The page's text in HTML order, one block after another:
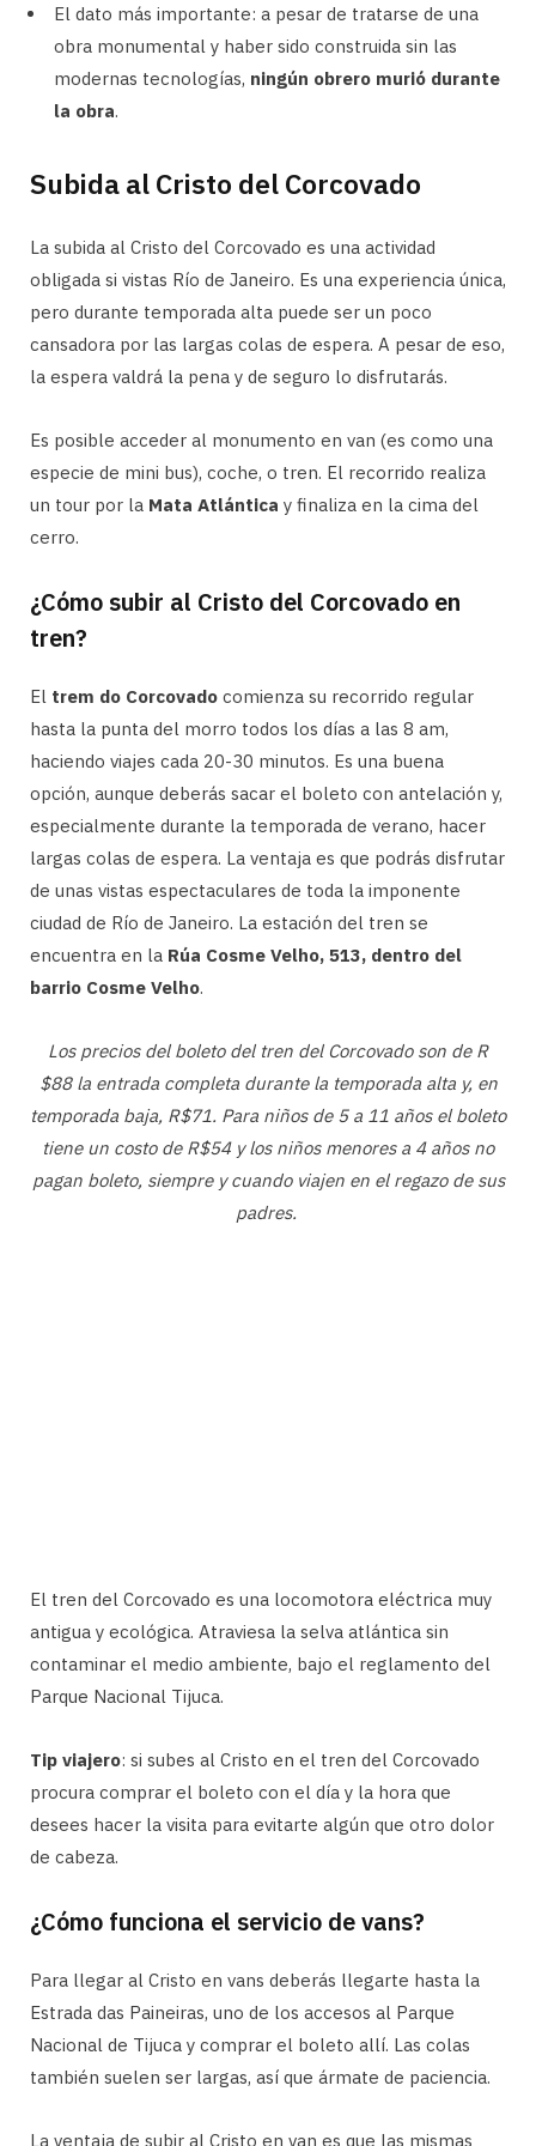
El dato más importante: a pesar de tratarse de una
obra monumental y haber sido construida sin las
modernas tecnologías, ningún obrero murió durante
la obra.
Subida al Cristo del Corcovado
La subida al Cristo del Corcovado es una actividad
obligada si vistas Río de Janeiro. Es una experiencia única,
pero durante temporada alta puede ser un poco
cansadora por las largas colas de espera. A pesar de eso,
la espera valdrá la pena y de seguro lo disfrutarás.
Es posible acceder al monumento en van (es como una
especie de mini bus), coche, o tren. El recorrido realiza
un tour por la Mata Atlántica y finaliza en la cima del
cerro.
¿Cómo subir al Cristo del Corcovado en
tren?
El trem do Corcovado comienza su recorrido regular
hasta la punta del morro todos los días a las 8 am,
haciendo viajes cada 20-30 minutos. Es una buena
opción, aunque deberás sacar el boleto con antelación y,
especialmente durante la temporada de verano, hacer
largas colas de espera. La ventaja es que podrás disfrutar
de unas vistas espectaculares de toda la imponente
ciudad de Río de Janeiro. La estación del tren se
encuentra en la Rúa Cosme Velho, 513, dentro del
barrio Cosme Velho.
Los precios del boleto del tren del Corcovado son de R
$88 la entrada completa durante la temporada alta y, en
temporada baja, R$71. Para niños de 5 a 11 años el boleto
tiene un costo de R$54 y los niños menores a 4 años no
pagan boleto, siempre y cuando viajen en el regazo de sus
padres.
El tren del Corcovado es una locomotora eléctrica muy
antigua y ecológica. Atraviesa la selva atlántica sin
contaminar el medio ambiente, bajo el reglamento del
Parque Nacional Tijuca.
Tip viajero: si subes al Cristo en el tren del Corcovado
procura comprar el boleto con el día y la hora que
desees hacer la visita para evitarte algún que otro dolor
de cabeza.
¿Cómo funciona el servicio de vans?
Para llegar al Cristo en vans deberás llegarte hasta la
Estrada das Paineiras, uno de los accesos al Parque
Nacional de Tijuca y comprar el boleto allí. Las colas
también suelen ser largas, así que ármate de paciencia.
La ventaja de subir al Cristo en van es que las mismas